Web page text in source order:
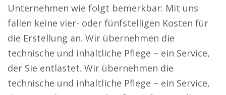
Unternehmen wie folgt bemerkbar: Mit uns
fallen keine vier- oder fünfstelligen Kosten für
die Erstellung an. Wir übernehmen die
technische und inhaltliche Pflege – ein Service,
der Sie entlastet. Wir übernehmen die
technische und inhaltliche Pflege – ein Service,